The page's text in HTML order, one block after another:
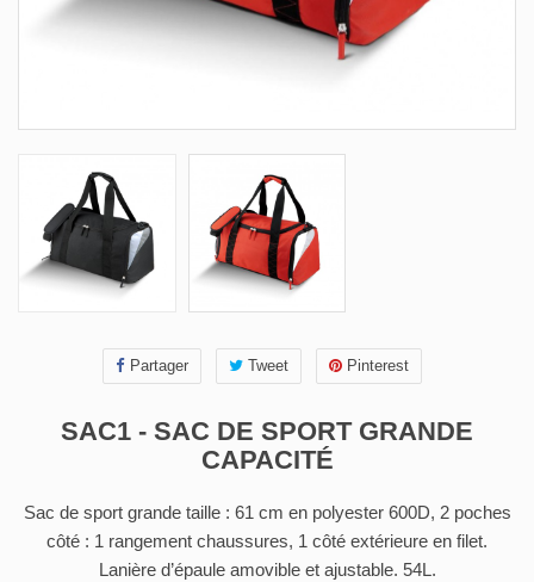
Partager Tweet Pinterest
SAC1 - SAC DE SPORT GRANDE
CAPACITÉ
Sac de sport grande taille : 61 cm en polyester 600D, 2 poches
côté : 1 rangement chaussures, 1 côté extérieure en filet.
Lanière d’épaule amovible et ajustable. 54L.